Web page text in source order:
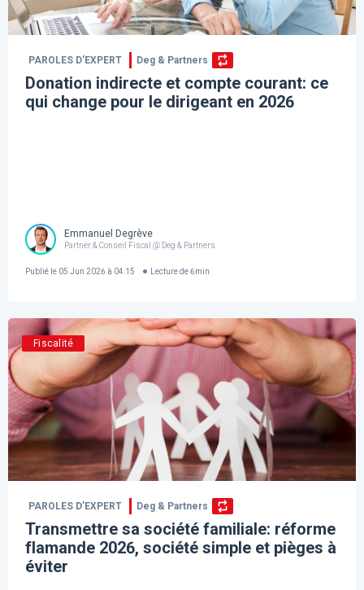
PAROLES D’EXPERT Deg & Partners
Donation indirecte et compte courant: ce
qui change pour le dirigeant en 2026
Emmanuel Degrève
Partner & Conseil Fiscal @ Deg & Partners
Publié le 05 Jun 2026 à 04:15 Lecture de 6min
Fiscalité
PAROLES D’EXPERT Deg & Partners
Transmettre sa société familiale: réforme
flamande 2026, société simple et pièges à
éviter